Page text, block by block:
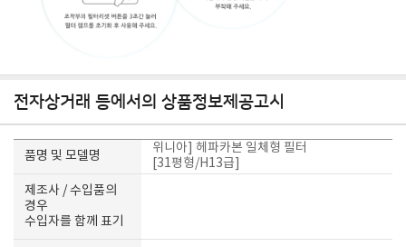
전자상거래 등에서의 상품정보제공고시
품명 및 모델명
위니아] 헤파카본 일체형 필터
[31평형/H13급]
제조사 / 수입품의
경우
수입자를 함께 표기